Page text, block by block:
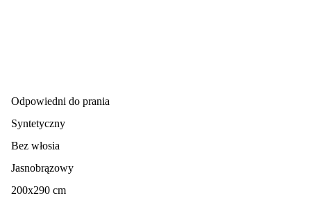
Odpowiedni do prania
Syntetyczny
Bez włosia
Jasnobrązowy
200x290 cm